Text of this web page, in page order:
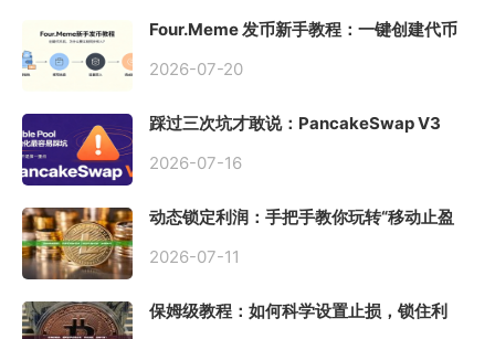
Four.Meme 发币新手教程：一键创建代币
2026-07-20
踩过三次坑才敢说：PancakeSwap V3
初始化
2026-07-16
动态锁定利润：手把手教你玩转“移动止盈
2026-07-11
保姆级教程：如何科学设置止损，锁住利